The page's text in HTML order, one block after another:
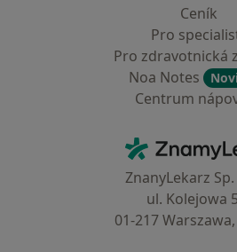
Ceník
Pro
Pro zdravotnická
Noa Notes
Centrum
ZnanyLekarz
ul. Kolejowa
01-217